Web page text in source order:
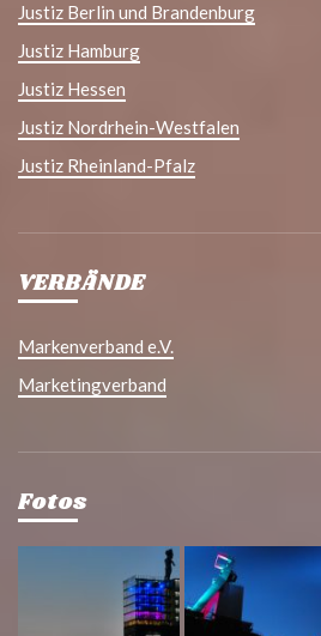
Justiz Berlin und Brandenburg
Justiz Hamburg
Justiz Hessen
Justiz Nordrhein-Westfalen
Justiz Rheinland-Pfalz
VERBÄNDE
Markenverband e.V.
Marketingverband
Fotos